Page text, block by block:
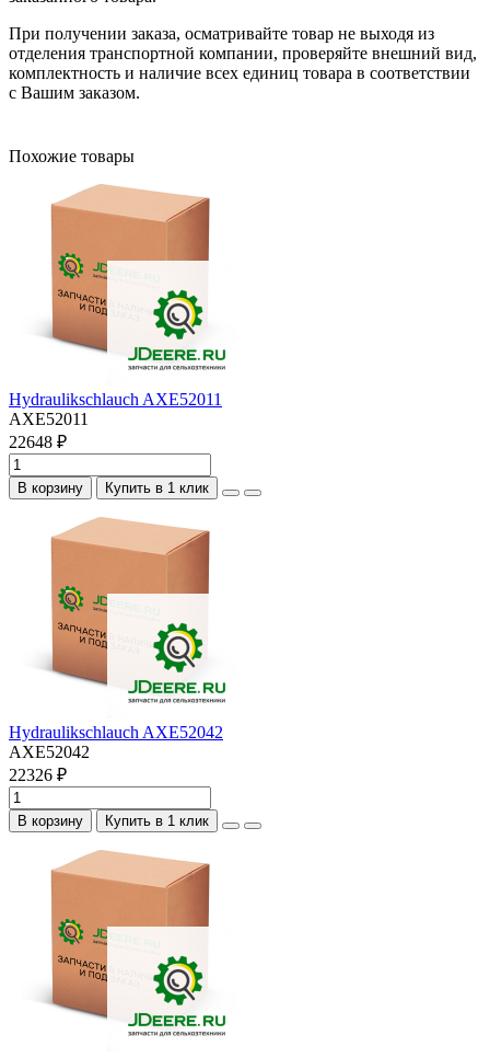
При получении заказа, осматривайте товар не выходя из
отделения транспортной компании, проверяйте внешний вид,
комплектность и наличие всех единиц товара в соответствии
с Вашим заказом.
Похожие товары
Hydraulikschlauch AXE52011
AXE52011
22648 ₽
В корзину Купить в 1 клик
Hydraulikschlauch AXE52042
AXE52042
22326 ₽
В корзину Купить в 1 клик